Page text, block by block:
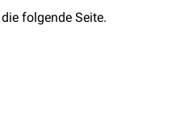
folgende Seite.